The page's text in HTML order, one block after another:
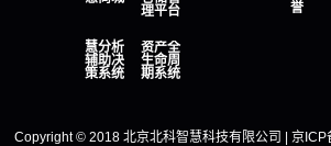
理平台
慧分析
辅助决
策系统
资产全
生命周
期系统
誉
Copyright © 2018 北京北科智慧科技有限公司 | 京